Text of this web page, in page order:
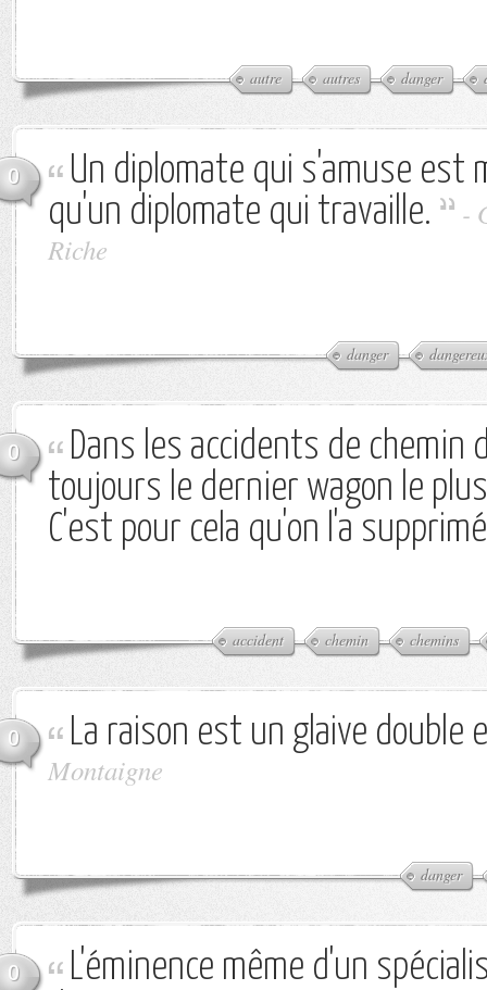
autre autres danger
0
Un diplomate qui s'amuse est
qu'un diplomate qui travaille.
-
Riche
danger
0
Dans les accidents de chemin
toujours le dernier wagon le
C'est pour cela qu'on l'a
accident chemin chemins
0 La raison est un glaive double
Montaigne
danger
0
L'éminence même d'un